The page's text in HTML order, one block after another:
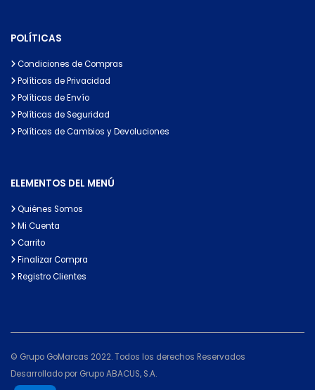
POLÍTICAS
Condiciones de Compras
Políticas de Privacidad
Políticas de Envío
Políticas de Seguridad
Políticas de Cambios y Devoluciones
ELEMENTOS DEL MENÚ
Quiénes Somos
Mi Cuenta
Carrito
Finalizar Compra
Registro Clientes
© Grupo GoMarcas 2022. Todos los derechos Reservados
Desarrollado por Grupo ABACUS, S.A.